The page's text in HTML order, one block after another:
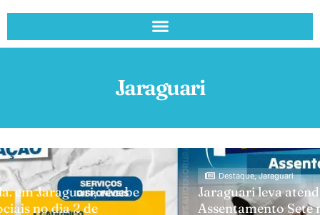
Jaraguari
Destaque,Jaraguari
Jaraguari leva atendimento médico ao
Assentamento Sete no próximo dia 19